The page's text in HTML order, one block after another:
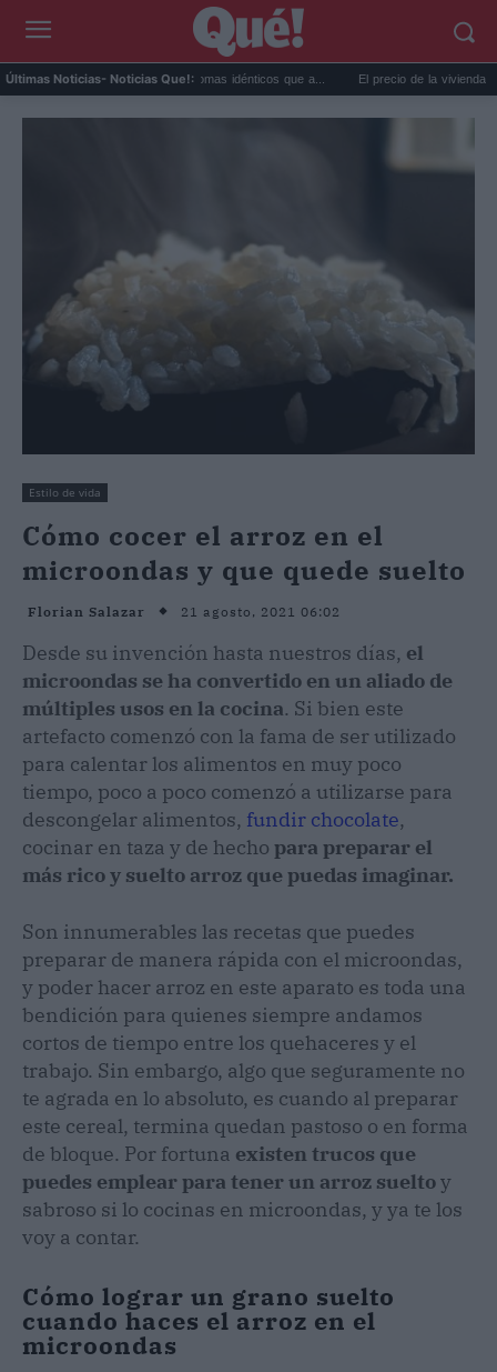
Últimas Noticias- Noticias Que!:
y ansiedad: síntomas idénticos que a... El precio de la vivienda en Valencia
Estilo de vida
Cómo cocer el arroz en el
microondas y que quede suelto
Florian Salazar 21 agosto, 2021 06:02
Desde su invención hasta nuestros días, el
microondas se ha convertido en un aliado de
múltiples usos en la cocina. Si bien este
artefacto comenzó con la fama de ser utilizado
para calentar los alimentos en muy poco
tiempo, poco a poco comenzó a utilizarse para
descongelar alimentos, fundir chocolate,
cocinar en taza y de hecho para preparar el
más rico y suelto arroz que puedas imaginar.
Son innumerables las recetas que puedes
preparar de manera rápida con el microondas,
y poder hacer arroz en este aparato es toda una
bendición para quienes siempre andamos
cortos de tiempo entre los quehaceres y el
trabajo. Sin embargo, algo que seguramente no
te agrada en lo absoluto, es cuando al preparar
este cereal, termina quedan pastoso o en forma
de bloque. Por fortuna existen trucos que
puedes emplear para tener un arroz sueltoy
sabroso si lo cocinas en microondas, y ya te los
voy a contar.
Cómo lograr un grano suelto
cuando haces el arroz en el
microondas